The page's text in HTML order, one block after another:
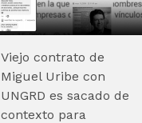
Viejo contrato de
Miguel Uribe con
UNGRD es sacado de
contexto para